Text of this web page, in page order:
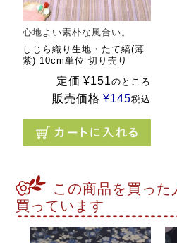
心地よい素朴な風合い。
しじら織り生地・たて縞(薄
紫) 10cm単位 切り売り
定価 ¥151のところ
販売価格 ¥145税込
この商品を買った
買っています